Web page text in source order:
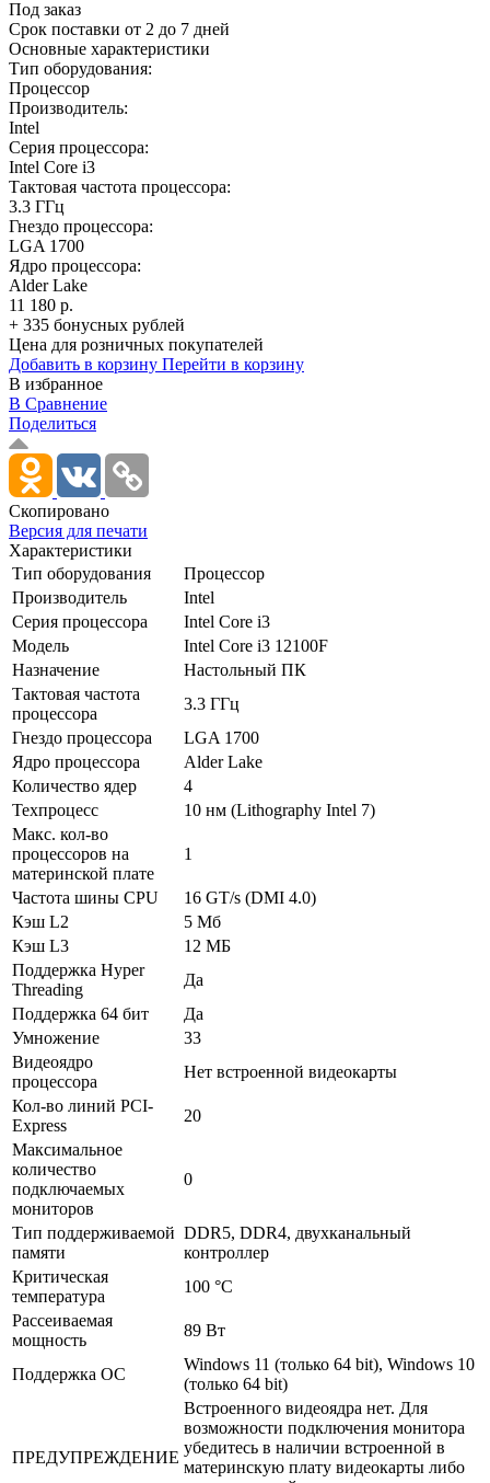
Под заказ
Срок поставки от 2 до 7 дней
Основные характеристики
Тип оборудования:
Процессор
Производитель:
Intel
Серия процессора:
Intel Core i3
Тактовая частота процессора:
3.3 ГГц
Гнездо процессора:
LGA 1700
Ядро процессора:
Alder Lake
11 180 р.
+ 335 бонусных рублей
Цена для розничных покупателей
Добавить в корзину Перейти в корзину
В избранное
В Сравнение
Поделиться
Скопировано
Версия для печати
Характеристики
Тип оборудования
Процессор
Производитель
Intel
Серия процессора
Intel Core i3
Модель
Intel Core i3 12100F
Назначение
Настольный ПК
Тактовая частота
процессора
3.3 ГГц
Гнездо процессора
LGA 1700
Ядро процессора
Alder Lake
Количество ядер
4
Техпроцесс
10 нм (Lithography Intel 7)
Макс. кол-во
процессоров на
материнской плате
1
Частота шины CPU
16 GT/­s (DMI 4.0)
Кэш L2
5 Мб
Кэш L3
12 МБ
Поддержка Hyper
Threading
Да
Поддержка 64 бит
Да
Умножение
33
Видеоядро
процессора
Нет встроенной видеокарты
Кол-во линий PCI-
Express
20
Максимальное
количество
подключаемых
мониторов
0
Тип поддерживаемой
памяти
DDR5, DDR4, двухканальный
контроллер
Критическая
температура
100 °С
Рассеиваемая
мощность
89 Вт
Поддержка ОС
Windows 11 (только 64 bit), Windows 10
(только 64 bit)
ПРЕДУПРЕЖДЕНИЕ
Встроенного видеоядра нет. Для
возможности подключения монитора
убедитесь в наличии встроенной в
материнскую плату видеокарты либо